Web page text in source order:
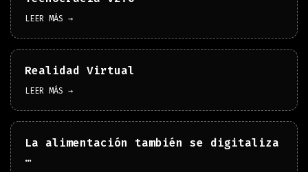
LEER MÁS →
Realidad Virtual
LEER MÁS →
La alimentación también se digitaliza
…